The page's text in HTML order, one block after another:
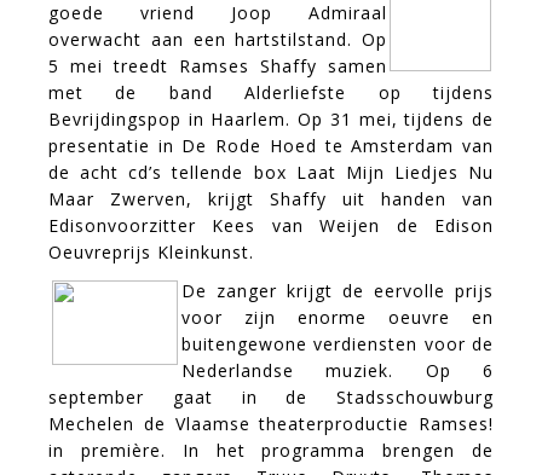
goede vriend Joop Admiraal
overwacht aan een hartstilstand. Op
5 mei treedt Ramses Shaffy samen
met de band Alderliefste op tijdens
Bevrijdingspop in Haarlem. Op 31 mei, tijdens de
presentatie in De Rode Hoed te Amsterdam van
de acht cd’s tellende box Laat Mijn Liedjes Nu
Maar Zwerven, krijgt Shaffy uit handen van
Edisonvoorzitter Kees van Weijen de Edison
Oeuvreprijs Kleinkunst.
De zanger krijgt de eervolle prijs
voor zijn enorme oeuvre en
buitengewone verdiensten voor de
Nederlandse muziek. Op 6
september gaat in de Stadsschouwburg
Mechelen de Vlaamse theaterproductie Ramses!
in première. In het programma brengen de